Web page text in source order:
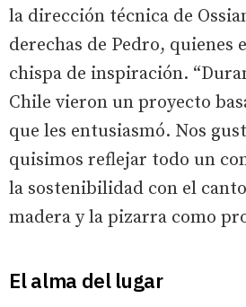
la dirección técnica de
derechas de Pedro, quienes
chispa de inspiración.
Chile vieron un proyecto
que les entusiasmó. Nos
quisimos reflejar todo un
la sostenibilidad con el
madera y la pizarra como
El alma del lugar